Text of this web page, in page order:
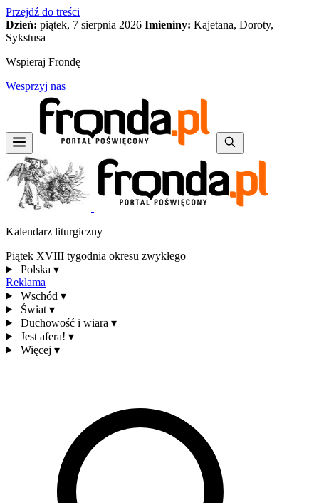
Przejdź do treści
Dzień: piątek, 7 sierpnia 2026 Imieniny: Kajetana, Doroty,
Sykstusa
Wspieraj Frondę
Wesprzyj nas
Kalendarz liturgiczny
Piątek XVIII tygodnia okresu zwykłego
Polska ▾
Reklama
Wschód ▾
Świat ▾
Duchowość i wiara ▾
Jest afera! ▾
Więcej ▾